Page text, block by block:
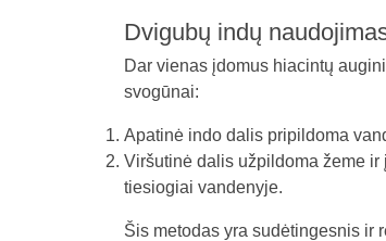
Dvigubų indų
Dar vienas įdomus hiacintų
svogūnai:
Apatinė indo dalis pripildoma
Viršutinė dalis užpildoma žeme
tiesiogiai vandenyje.
Šis metodas yra sudėtingesnis ir